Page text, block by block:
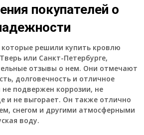
покупателей о
решили купить кровлю
или Санкт-Петербурге,
отзывы о нем. Они отмечают
долговечность и отличное
подвержен коррозии, не
и не выгорает. Он также отлично
снегом и другими атмосферными
воду.